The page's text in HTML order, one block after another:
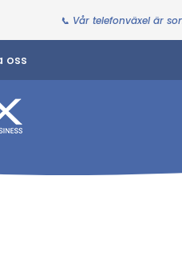
📞 Vår telefonväxel är
oss